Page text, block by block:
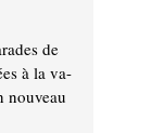
de
à la va-
nouveau